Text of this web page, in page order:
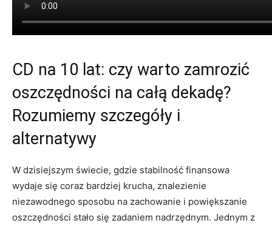
CD na 10 lat: czy warto zamrozić
oszczędności na całą dekadę?
Rozumiemy szczegóły i
alternatywy
W dzisiejszym świecie, gdzie stabilność finansowa
wydaje się coraz bardziej krucha, znalezienie
niezawodnego sposobu na zachowanie i powiększanie
oszczędności stało się zadaniem nadrzędnym. Jednym z